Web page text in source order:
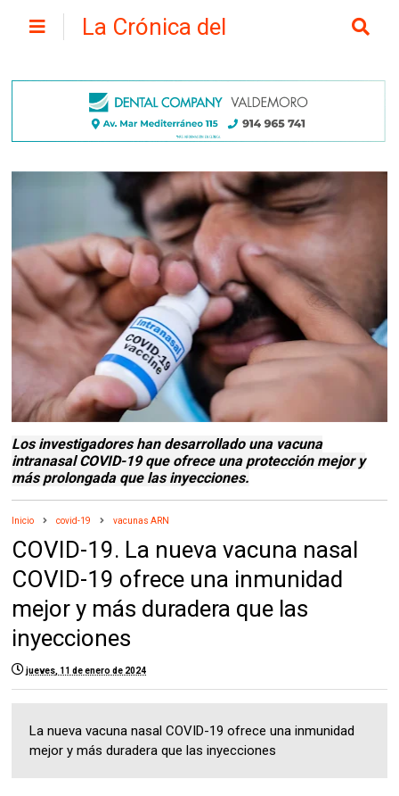
La Crónica del
Los investigadores han desarrollado una vacuna
intranasal COVID-19 que ofrece una protección mejor y
más prolongada que las inyecciones.
Inicio covid-19 vacunas ARN
COVID-19. La nueva vacuna nasal
COVID-19 ofrece una inmunidad
mejor y más duradera que las
inyecciones
jueves, 11 de enero de 2024
La nueva vacuna nasal COVID-19 ofrece una inmunidad
mejor y más duradera que las inyecciones